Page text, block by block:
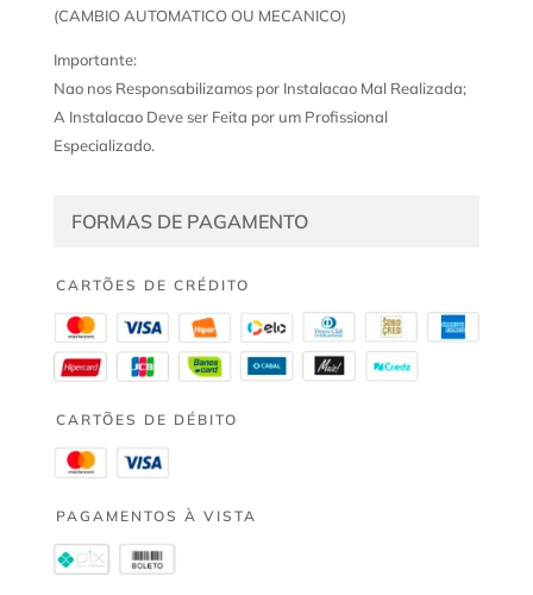
(CAMBIO AUTOMATICO OU MECANICO)
Importante:
Nao nos Responsabilizamos por Instalacao Mal Realizada;
A Instalacao Deve ser Feita por um Profissional
Especializado.
FORMAS DE PAGAMENTO
CARTÕES DE CRÉDITO
CARTÕES DE DÉBITO
PAGAMENTOS À VISTA